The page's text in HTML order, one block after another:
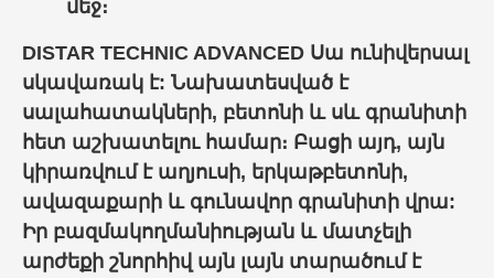
մեջ։
DISTAR TECHNIC ADVANCED Սա ունիվերսալ
սկավառակ է: Նախատեսված է
սալահատակների, բետոնի և սև գրանիտի
հետ աշխատելու համար։ Բացի այդ, այն
կիրառվում է աղյուսի, երկաթբետոնի,
ավազաքարի և գունավոր գրանիտի վրա:
Իր բազմակողմանիության և մատչելի
արժեքի շնորհիվ այն լայն տարածում է